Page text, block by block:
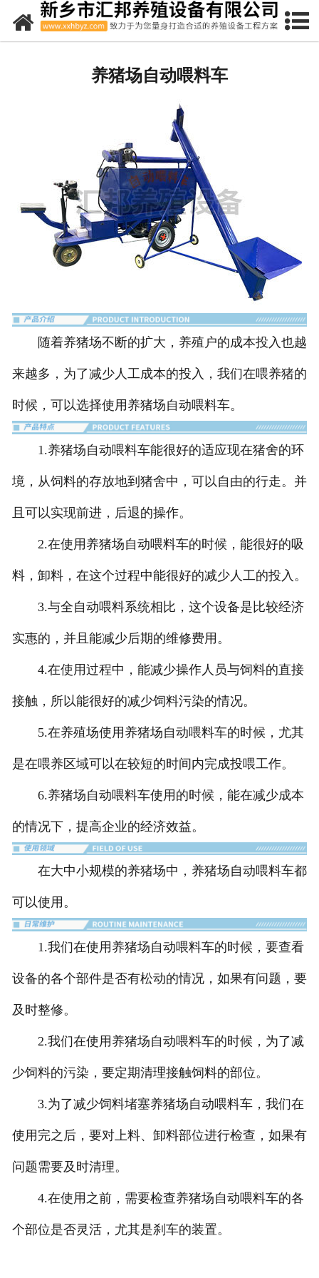
网站首页
料线
水泥漏粪地板
复合漏粪地板
欧式产床
pvc中空板
不锈钢料槽
下料器
- 干湿下料器
干式下料器
- 螺旋挤压式固液分离机
- 斜筛式固液分离机
养殖场配套设备
- 饲料机搅拌机
猪用小推车
- 养殖场地磅
养猪场自动喂料车
随着养猪场不断的扩大，养殖户的成本投入也越
来越多，为了减少人工成本的投入，我们在喂养猪的
时候，可以选择使用养猪场自动喂料车。
1.养猪场自动喂料车能很好的适应现在猪舍的环
境，从饲料的存放地到猪舍中，可以自由的行走。并
且可以实现前进，后退的操作。
2.在使用养猪场自动喂料车的时候，能很好的吸
料，卸料，在这个过程中能很好的减少人工的投入。
3.与全自动喂料系统相比，这个设备是比较经济
实惠的，并且能减少后期的维修费用。
4.在使用过程中，能减少操作人员与饲料的直接
接触，所以能很好的减少饲料污染的情况。
5.在养殖场使用养猪场自动喂料车的时候，尤其
是在喂养区域可以在较短的时间内完成投喂工作。
6.养猪场自动喂料车使用的时候，能在减少成本
的情况下，提高企业的经济效益。
在大中小规模的养猪场中，养猪场自动喂料车都
可以使用。
1.我们在使用养猪场自动喂料车的时候，要查看
设备的各个部件是否有松动的情况，如果有问题，要
及时整修。
2.我们在使用养猪场自动喂料车的时候，为了减
少饲料的污染，要定期清理接触饲料的部位。
3.为了减少饲料堵塞养猪场自动喂料车，我们在
使用完之后，要对上料、卸料部位进行检查，如果有
问题需要及时清理。
4.在使用之前，需要检查养猪场自动喂料车的各
个部位是否灵活，尤其是刹车的装置。